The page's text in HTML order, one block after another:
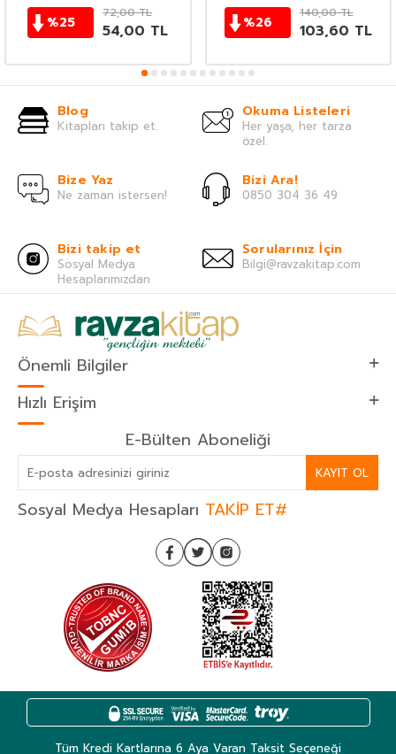
%25
72,00TL
54,00 TL %26
140,00TL
103,60 TL
Blog
Kitapları takip et.
Okuma Listeleri
Her yaşa, her tarza
özel.
Bize Yaz
Ne zaman istersen!
Bizi Ara!
0850 304 36 49
Bizi takip et
Sosyal Medya
Hesaplarımızdan
Sorularınız İçin
Bilgi@ravzakitap.com
Önemli Bilgiler
Hızlı Erişim
E-Bülten Aboneliği
KAYIT OL
Sosyal Medya Hesapları TAKİP ET#
Tüm Kredi Kartlarına 6 Aya Varan Taksit Seçeneği